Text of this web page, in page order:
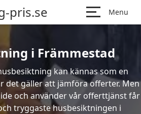
pris.se Menu
i Främmestad
kan kännas som en
det gäller att jämföra offerter. Men
och använder vår offerttjänst får
tryggaste husbesiktningen i